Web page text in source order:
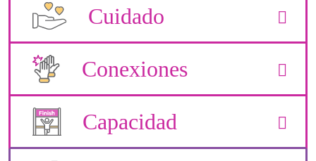
Cuidado
Conexiones
Capacidad